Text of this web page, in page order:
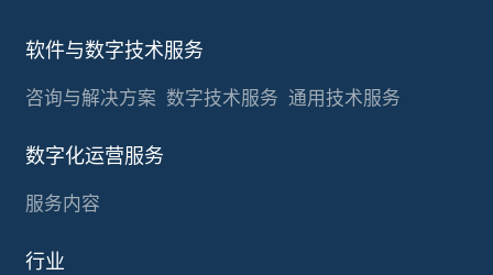
软件与数字技术服务
咨询与解决方案 数字技术服务 通用技术服务
数字化运营服务
服务内容
行业